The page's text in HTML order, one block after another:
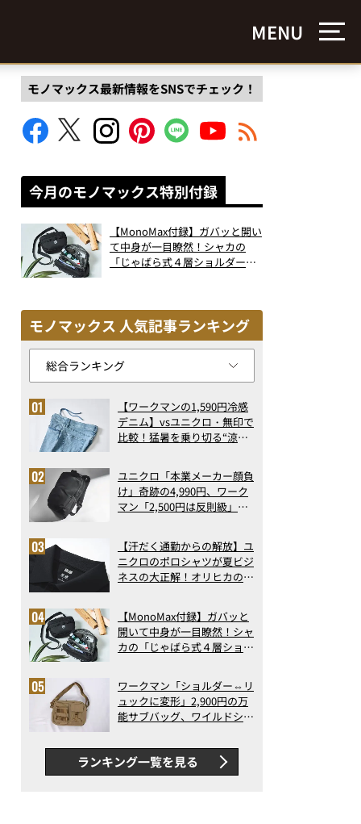
MENU
モノマックス最新情報をSNSでチェック！
今月のモノマックス特別付録
【MonoMax付録】ガバッと開い
て中身が一目瞭然！シャカの
「じゃばら式４層ショルダーバ
モノマックス 人気記事ランキング
【ワークマンの1,590円冷感
デニム】vsユニクロ・無印で
比較！猛暑を乗り切る“涼感
で決定版
ユニクロ「本業メーカー顔負
け」奇跡の4,990円、ワーク
マン「2,500円は反則級」凄
ト3】（2026年6月版）
【汗だく通勤からの解放】ユ
ニクロのポロシャツが夏ビジ
ネスの大正解！オリヒカの透
アの実力
【MonoMax付録】ガバッと
開いて中身が一目瞭然！シャ
カの「じゃばら式４層ショル
った！
ワークマン「ショルダー⇔リ
ュックに変形」2,900円の万
能サブバッグ、ワイルドシン
録…ほか【休日バッグの人気
記事ランキングベスト3】
（2026年6月版）
ランキング一覧を見る